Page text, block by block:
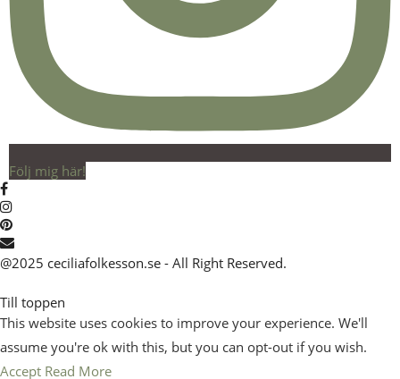
Följ mig här!
@2025 ceciliafolkesson.se - All Right Reserved.
Till toppen
This website uses cookies to improve your experience. We'll
assume you're ok with this, but you can opt-out if you wish.
Accept Read More